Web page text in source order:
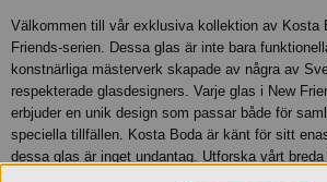
Välkommen till vår exklusiva kollektion av Kosta
Friends-serien. Dessa glas är inte bara
konstnärliga mästerverk skapade av några av
respekterade glasdesigners. Varje glas i New
erbjuder en unik design som passar både för
speciella tillfällen. Kosta Boda är känt för sitt
dessa glas är inget undantag. Utforska vårt
favorit idag. Dessa glas är en perfekt gåva till dig